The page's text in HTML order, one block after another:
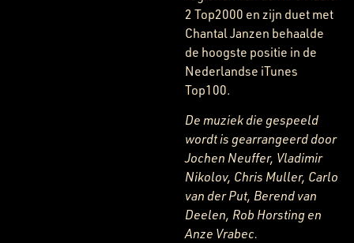
2 Top2000 en zijn duet met
Chantal Janzen behaalde
de hoogste positie in de
Nederlandse iTunes
Top100.
De muziek die gespeeld
wordt is gearrangeerd door
Jochen Neuffer, Vladimir
Nikolov, Chris Muller, Carlo
van der Put, Berend van
Deelen, Rob Horsting en
Anze Vrabec.